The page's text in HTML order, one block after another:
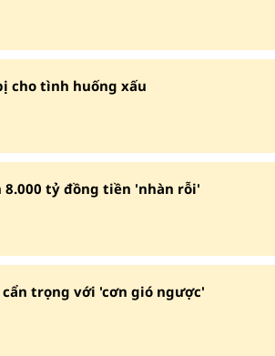
cho tình huống xấu
8.000 tỷ đồng tiền 'nhàn rỗi'
trọng với 'cơn gió ngược'